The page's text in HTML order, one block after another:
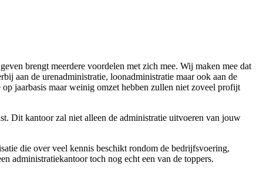
brengt meerdere voordelen met zich mee. Wij maken mee dat
aan de urenadministratie, loonadministratie maar ook aan de
jaarbasis maar weinig omzet hebben zullen niet zoveel profijt
Dit kantoor zal niet alleen de administratie uitvoeren van jouw
die over veel kennis beschikt rondom de bedrijfsvoering,
administratiekantoor toch nog echt een van de toppers.